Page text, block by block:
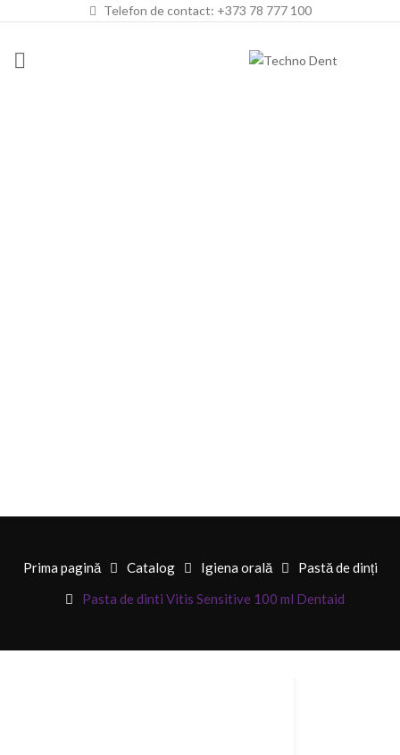
Telefon de contact: +373 78 777 100
Prima pagină Catalog Igiena orală
Pastă de dinți
Pasta de dinti Vitis Sensitive 100 ml Dentaid